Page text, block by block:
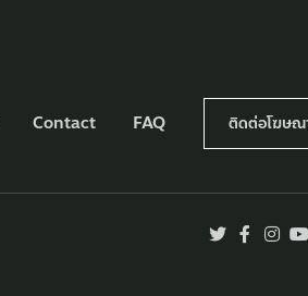
Contact FAQ ติดต่อโฆษณ